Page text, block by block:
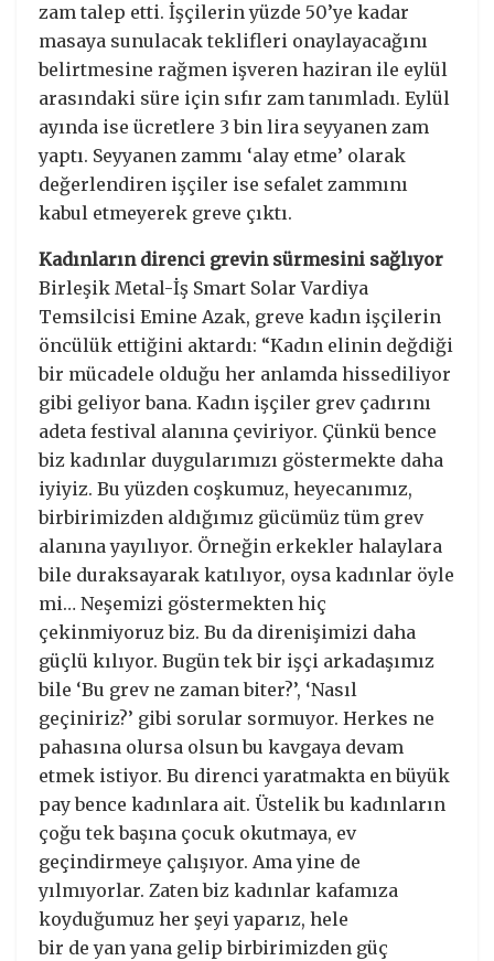
zam talep etti. İşçilerin yüzde 50’ye kadar
masaya sunulacak teklifleri onaylayacağını
belirtmesine rağmen işveren haziran ile eylül
arasındaki süre için sıfır zam tanımladı. Eylül
ayında ise ücretlere 3 bin lira seyyanen zam
yaptı. Seyyanen zammı ‘alay etme’ olarak
değerlendiren işçiler ise sefalet zammını
kabul etmeyerek greve çıktı.
Kadınların direnci grevin sürmesini sağlıyor
Birleşik Metal-İş Smart Solar Vardiya
Temsilcisi Emine Azak, greve kadın işçilerin
öncülük ettiğini aktardı: “Kadın elinin değdiği
bir mücadele olduğu her anlamda hissediliyor
gibi geliyor bana. Kadın işçiler grev çadırını
adeta festival alanına çeviriyor. Çünkü bence
biz kadınlar duygularımızı göstermekte daha
iyiyiz. Bu yüzden coşkumuz, heyecanımız,
birbirimizden aldığımız gücümüz tüm grev
alanına yayılıyor. Örneğin erkekler halaylara
bile duraksayarak katılıyor, oysa kadınlar öyle
mi… Neşemizi göstermekten hiç
çekinmiyoruz biz. Bu da direnişimizi daha
güçlü kılıyor. Bugün tek bir işçi arkadaşımız
bile ‘Bu grev ne zaman biter?’, ‘Nasıl
geçiniriz?’ gibi sorular sormuyor. Herkes ne
pahasına olursa olsun bu kavgaya devam
etmek istiyor. Bu direnci yaratmakta en büyük
pay bence kadınlara ait. Üstelik bu kadınların
çoğu tek başına çocuk okutmaya, ev
geçindirmeye çalışıyor. Ama yine de
yılmıyorlar. Zaten biz kadınlar kafamıza
koyduğumuz her şeyi yaparız, hele
bir de yan yana gelip birbirimizden güç